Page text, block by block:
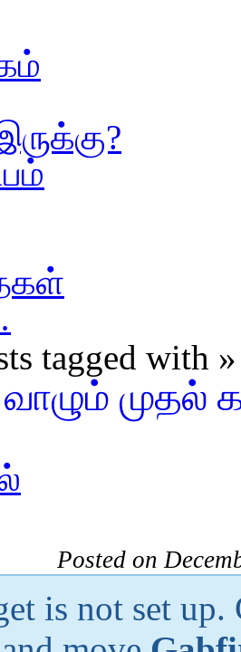
tagged with
முதல்
Posted on
is not set